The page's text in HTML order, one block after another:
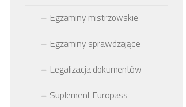
Egzaminy mistrzowskie
Egzaminy sprawdzające
Legalizacja dokumentów
Suplement Europass